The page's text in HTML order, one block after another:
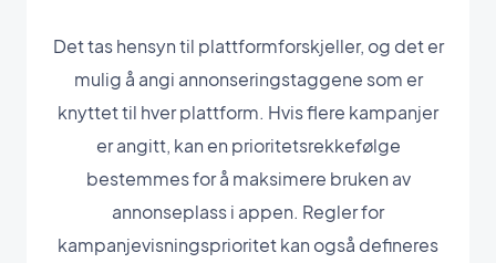
Det tas hensyn til plattformforskjeller, og det er
mulig å angi annonseringstaggene som er
knyttet til hver plattform. Hvis flere kampanjer
er angitt, kan en prioritetsrekkefølge
bestemmes for å maksimere bruken av
annonseplass i appen. Regler for
kampanjevisningsprioritet kan også defineres